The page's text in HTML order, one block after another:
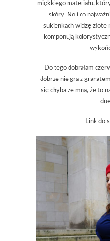
miękkiego materiału,
skóry. No i co
sukienkach widzę
komponują
Do tego dobrałam
dobrze nie gra z
się chyba ze mną, że to
Link do